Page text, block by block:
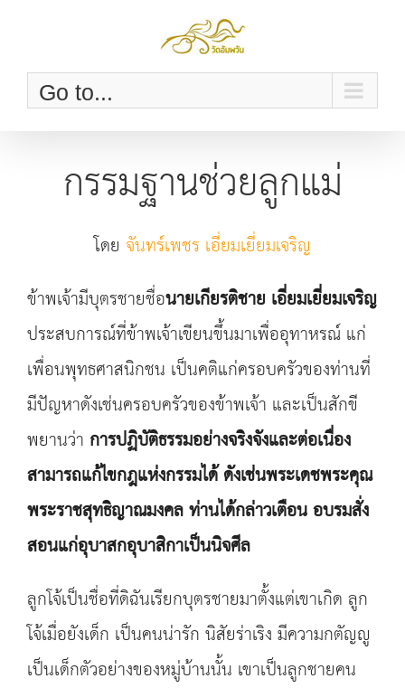
contentGo to...
กรรมฐานช่วยลูกแม่
โดย จันทร์เพชร เอี่ยมเยี่ยมเจริญ
ข้าพเจ้ามีบุตรชายชื่อนายเกียรติชาย เอี่ยมเยี่ยมเจริญ
ประสบการณ์ที่ข้าพเจ้าเขียนขึ้นมาเพื่ออุทาหรณ์ แก่
เพื่อนพุทธศาสนิกชน เป็นคติแก่ครอบครัวของท่านที่
มีปัญหาดังเช่นครอบครัวของข้าพเจ้า และเป็นสักขี
พยานว่า การปฏิบัติธรรมอย่างจริงจังและต่อเนื่อง
สามารถแก้ไขกฎแห่งกรรมได้ ดังเช่นพระเดชพระคุณ
พระราชสุทธิญาณมงคล ท่านได้กล่าวเตือน อบรมสั่ง
สอนแก่อุบาสกอุบาสิกาเป็นนิจศีล
ลูกโจ้เป็นชื่อที่ดิฉันเรียกบุตรชายมาตั้งแต่เขาเกิด ลูก
โจ้เมื่อยังเด็ก เป็นคนน่ารัก นิสัยร่าเริง มีความกตัญญู
เป็นเด็กตัวอย่างของหมู่บ้านนั้น เขาเป็นลูกชายคน